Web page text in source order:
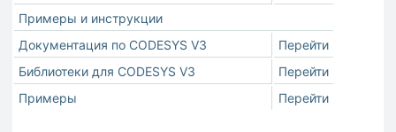
Примеры и инструкции
Документация по CODESYS V3
Перейти
Библиотеки для CODESYS V3
Перейти
Примеры
Перейти